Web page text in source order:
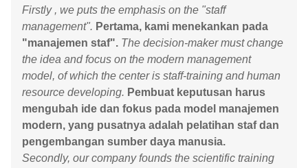
Firstly , we puts the emphasis on the "staff
management". Pertama, kami menekankan pada
"manajemen staf". The decision-maker must change
the idea and focus on the modern management
model, of which the center is staff-training and human
resource developing. Pembuat keputusan harus
mengubah ide dan fokus pada model manajemen
modern, yang pusatnya adalah pelatihan staf dan
pengembangan sumber daya manusia.
Secondly, our company founds the scientific training